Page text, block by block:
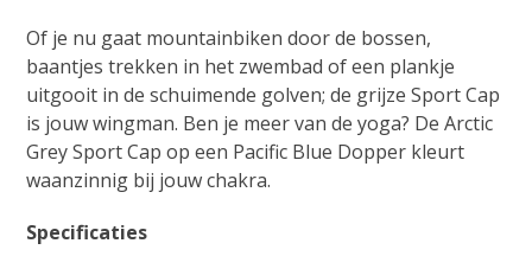
Of je nu gaat mountainbiken door de bossen,
baantjes trekken in het zwembad of een plankje
uitgooit in de schuimende golven; de grijze Sport Cap
is jouw wingman. Ben je meer van de yoga? De Arctic
Grey Sport Cap op een Pacific Blue Dopper kleurt
waanzinnig bij jouw chakra.
Specificaties